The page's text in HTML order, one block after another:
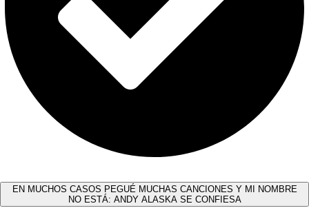
EN MUCHOS CASOS PEGUÉ MUCHAS CANCIONES Y MI NOMBRE
NO ESTÁ: ANDY ALASKA SE CONFIESA​